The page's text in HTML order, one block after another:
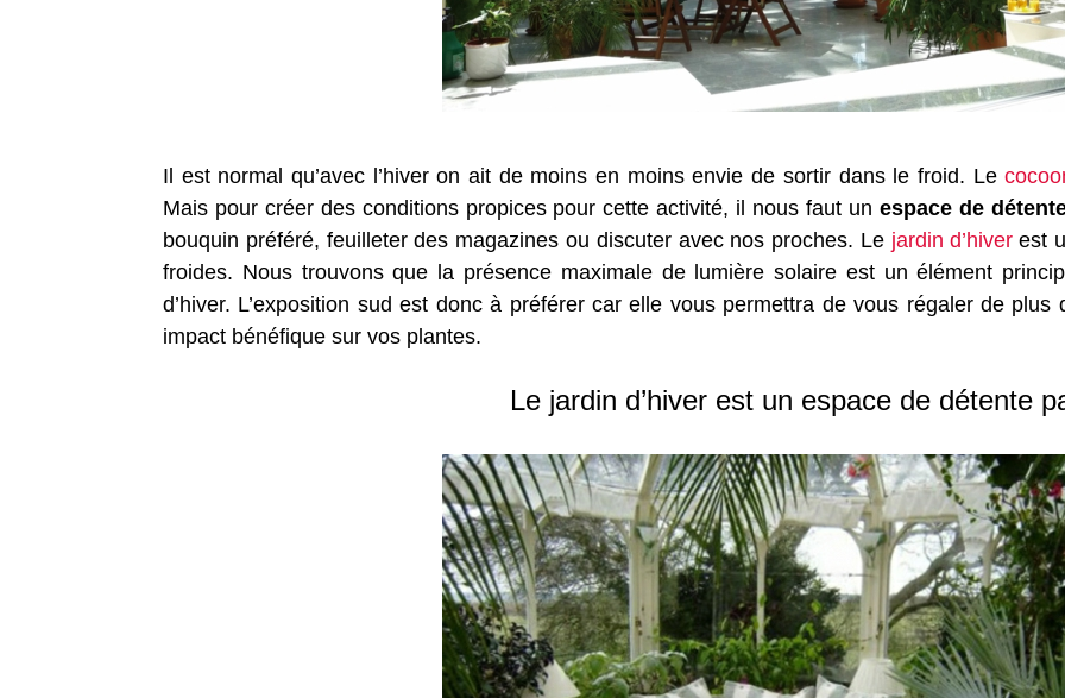
Il est normal qu’avec l’hiver on ait de moins en moins envie de sortir dans le froid. Le
Mais pour créer des conditions propices pour cette activité, il nous faut un espace de
bouquin préféré, feuilleter des magazines ou discuter avec nos proches. Le jardin d’hiverest
froides. Nous trouvons que la présence maximale de lumière solaire est un élément
d’hiver. L’exposition sud est donc à préférer car elle vous permettra de vous régaler de
impact bénéfique sur vos plantes.
Le jardin d’hiver est un espace de détente